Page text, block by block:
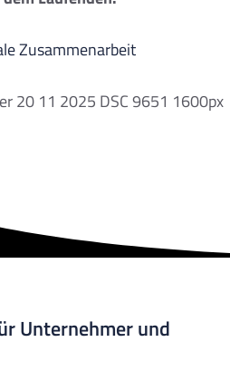
Zusammenarbeit
Unternehmer und